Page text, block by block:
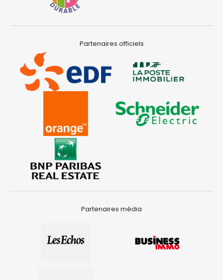
Partenaires officiels
Partenaires média